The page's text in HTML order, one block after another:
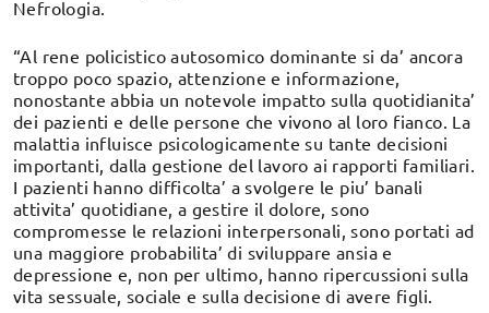
Nefrologia.
“Al rene policistico autosomico dominante si da’ ancora
troppo poco spazio, attenzione e informazione,
nonostante abbia un notevole impatto sulla quotidianita’
dei pazienti e delle persone che vivono al loro fianco. La
malattia influisce psicologicamente su tante decisioni
importanti, dalla gestione del lavoro ai rapporti familiari.
I pazienti hanno difficolta’ a svolgere le piu’ banali
attivita’ quotidiane, a gestire il dolore, sono
compromesse le relazioni interpersonali, sono portati ad
una maggiore probabilita’ di sviluppare ansia e
depressione e, non per ultimo, hanno ripercussioni sulla
vita sessuale, sociale e sulla decisione di avere figli.